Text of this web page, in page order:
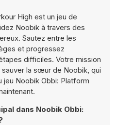
High est un jeu de
Noobik à travers des
Sautez entre les
et progressez
difficiles. Votre mission
la sœur de Noobik, qui
jeu Noobik Obbi: Platform
dans Noobik Obbi: